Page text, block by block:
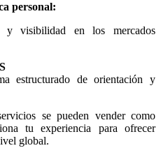
personal:
y visibilidad en los mercados
estructurado de orientación y
se pueden vender como
tu experiencia para ofrecer
global.